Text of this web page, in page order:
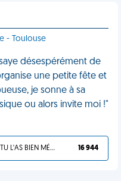
- Toulouse
désespérément de
une petite fête et
je sonne à sa
ou alors invite moi !"
TU L'AS BIEN MÉRITÉ 16 944